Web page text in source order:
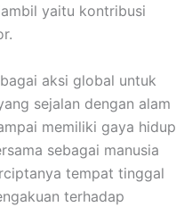
yaitu kontribusi
aksi global untuk
sejalan dengan alam
memiliki gaya hidup
sebagai manusia
tempat tinggal
terhadap